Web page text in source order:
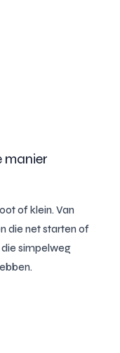
manier
of klein. Van
die net starten of
simpelweg